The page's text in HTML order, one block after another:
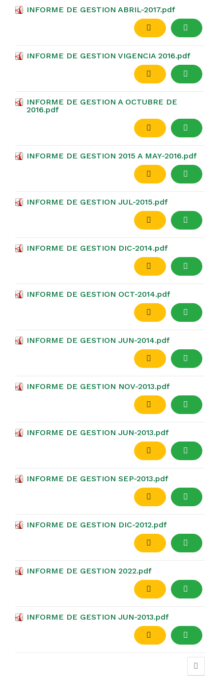
INFORME DE GESTION ABRIL-2017.pdf
INFORME DE GESTION VIGENCIA 2016.pdf
INFORME DE GESTION A OCTUBRE DE
2016.pdf
INFORME DE GESTION 2015 A MAY-2016.pdf
INFORME DE GESTION JUL-2015.pdf
INFORME DE GESTION DIC-2014.pdf
INFORME DE GESTION OCT-2014.pdf
INFORME DE GESTION JUN-2014.pdf
INFORME DE GESTION NOV-2013.pdf
INFORME DE GESTION JUN-2013.pdf
INFORME DE GESTION SEP-2013.pdf
INFORME DE GESTION DIC-2012.pdf
INFORME DE GESTION 2022.pdf
INFORME DE GESTION JUN-2013.pdf